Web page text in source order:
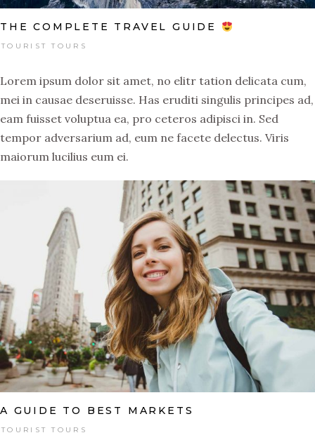
THE COMPLETE TRAVEL GUIDE
TOURIST TOURS
Lorem ipsum dolor sit amet, no elitr tation delicata cum,
mei in causae deseruisse. Has eruditi singulis principes ad,
eam fuisset voluptua ea, pro ceteros adipisci in. Sed
tempor adversarium ad, eum ne facete delectus. Viris
maiorum lucilius eum ei.
A GUIDE TO BEST MARKETS
TOURIST TOURS